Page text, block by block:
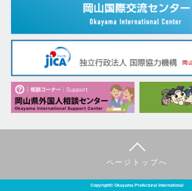
ページトップへ
Copyright© Okayama Prefectural International